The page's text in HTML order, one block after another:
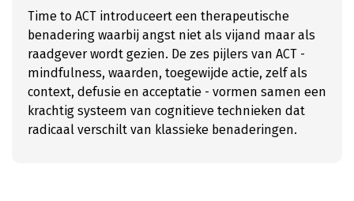
Time to ACT introduceert een therapeutische
benadering waarbij angst niet als vijand maar als
raadgever wordt gezien. De zes pijlers van ACT -
mindfulness, waarden, toegewijde actie, zelf als
context, defusie en acceptatie - vormen samen een
krachtig systeem van cognitieve technieken dat
radicaal verschilt van klassieke benaderingen.